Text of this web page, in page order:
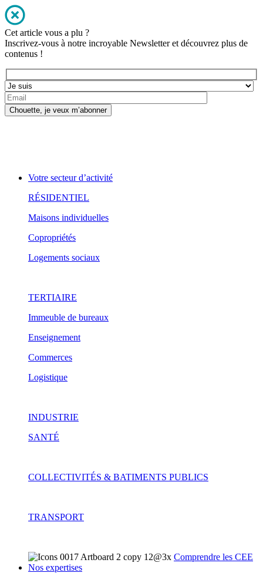
Cet article vous a plu ?
Inscrivez-vous à notre incroyable Newsletter et découvrez plus de
contenus !
Votre secteur d’activité
RÉSIDENTIEL
Maisons individuelles
Copropriétés
Logements sociaux
TERTIAIRE
Immeuble de bureaux
Enseignement
Commerces
Logistique
INDUSTRIE
SANTÉ
COLLECTIVITÉS & BATIMENTS PUBLICS
TRANSPORT
Comprendre les CEE
Nos expertises